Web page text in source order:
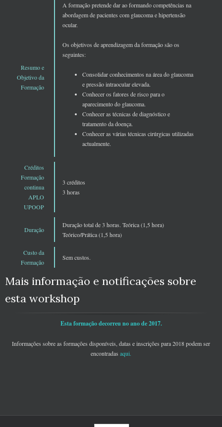
Resumo e
Objetivo da
Formação
A formação pretende dar ao formando competências na
abordagem de pacientes com glaucoma e hipertensão
ocular.
Os objetivos de aprendizagem da formação são os
seguintes:
Consolidar conhecimentos na área do glaucoma
e pressão intraocular elevada.
Conhecer os fatores de risco para o
aparecimento do glaucoma.
Conhecer as técnicas de diagnóstico e
tratamento da doença.
Conhecer as várias técnicas cirúrgicas utilizadas
actualmente.
Créditos
Formação
continua
APLO
UPOOP
3 créditos
3 horas
Duração
Duração total de 3 horas. Teórica (1,5 hora)
Teórico/Prática (1,5 hora)
Custo da
Formação
Sem custos.
Mais informação e notificações sobre
esta workshop
Esta formação decorreu no ano de 2017.
Informações sobre as formações disponíveis, datas e inscrições para 2018 podem ser
encontradas aqui.